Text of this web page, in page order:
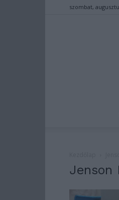
szombat,
Jenson